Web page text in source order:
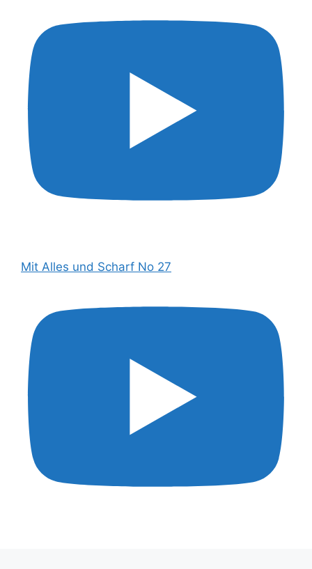
Mit Alles und Scharf No 27